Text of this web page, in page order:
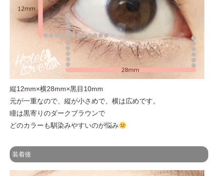
縦12mm×横28mm×黒目10mm
元が一重なので、縦が小さめで、横は広めです。
瞳は黒寄りのダークブラウンで
どのカラーも馴染みやすいのが悩み
装着後